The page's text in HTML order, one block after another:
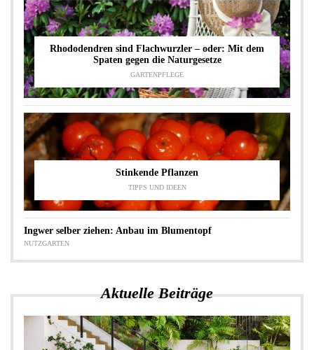
Rhododendren sind Flachwurzler – oder: Mit dem
Spaten gegen die Naturgesetze
GARTENPFLEGE
Stinkende Pflanzen
TIPPS UND IDEEN
Ingwer selber ziehen: Anbau im Blumentopf
NUTZGARTEN
Aktuelle Beiträge